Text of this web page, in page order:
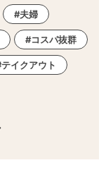
夫婦
コスパ抜群
テイクアウト